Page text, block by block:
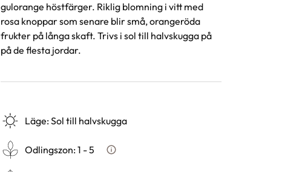
gulorange höstfärger. Riklig blomning i vitt med
rosa knoppar som senare blir små, orangeröda
frukter på långa skaft. Trivs i sol till halvskugga på
på de flesta jordar.
Läge:Sol till halvskugga
Odlingszon:1 - 5
Vad är odlingszon?